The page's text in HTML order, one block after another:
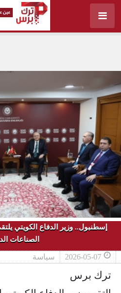
إسطنبول.. وزير الدفاع الكويتي
الصناعات
2026-05-07 سياسة
ترك برس